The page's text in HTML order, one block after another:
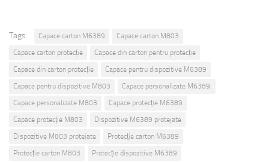
Tags: Capace carton M6389
Capace carton M803
Capace carton protecție
Capace din carton pentru protecție
Capace din carton protecție
Capace pentru dispozitive M6389
Capace pentru dispozitive M803
Capace personalizate M6389.
Capace personalizate M803
Capace protecție M6389
Capace protecție M803
Dispozitive M6389 protejate
Dispozitive M803 protejate
Protecție carton M6389
Protecție carton M803
Protecție dispozitive M6389